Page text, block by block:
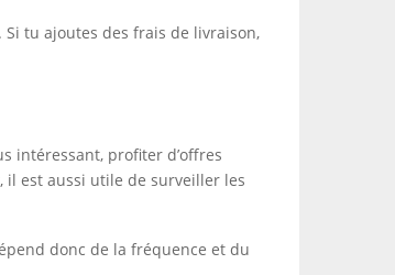
tu ajoutes des frais de livraison,
intéressant, profiter d’offres
il est aussi utile de surveiller les
donc de la fréquence et du